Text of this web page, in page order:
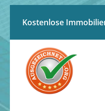
Kostenlose